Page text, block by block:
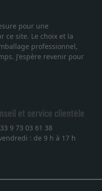
pour une
ce site. Le choix et la
professionnel,
J'espère revenir pour
et service clientèle
9 73 03 61 38
: de 9 h à 17 h